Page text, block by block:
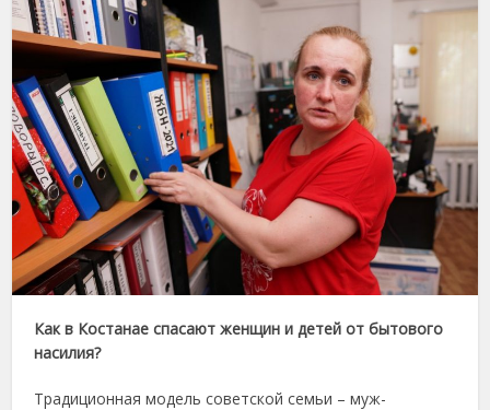
Как в Костанае спасают женщин и детей от бытового
насилия?
Традиционная модель советской семьи – муж-